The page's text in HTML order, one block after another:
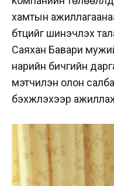
хамтын
бүтцийг шинэчлэх
Саяхан Бавари
нарийн бичгийн
мэтчилэн олон
бэхжүүлэхээр